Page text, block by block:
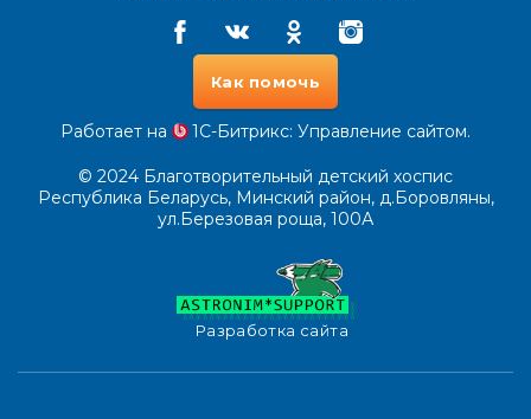
FacebookVkontakteOdnoklassnikiInstagram
Как помочь
Работает на 1С-Битрикс: Управление сайтом.
© 2024 Благотворительный детский хоспис
Республика Беларусь, Минский район, д.Боровляны,
ул.Березовая роща, 100А
Разработка сайта